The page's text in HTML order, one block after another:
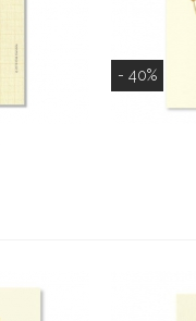
- 40%